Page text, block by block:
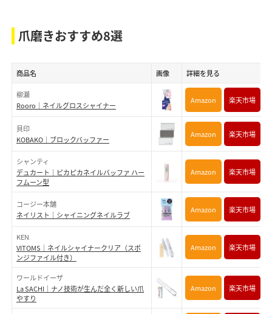
爪磨きおすすめ8選
商品名 画像 詳細を見る
柳瀬
Rooro｜ネイルグロスシャイナー
Amazon 楽天市場
貝印
KOBAKO｜ブロックバッファー
Amazon 楽天市場
シャンティ
デュカート｜ピカピカネイルバッファ ハー
フムーン型
Amazon 楽天市場
コージー本舗
ネイリスト｜シャイニングネイルラブ
Amazon 楽天市場
KEN
VITOMS｜ネイルシャイナークリア（スポ
ンジファイル付き）
Amazon 楽天市場
ワールドイーザ
La SACHI｜ナノ技術が生んだ全く新しい爪
やすり
Amazon 楽天市場